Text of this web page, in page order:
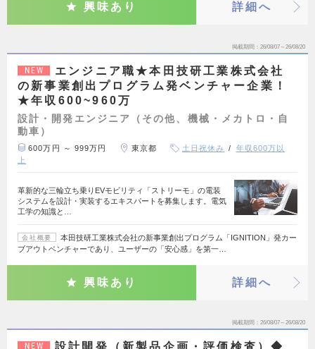
興味あり 詳細へ
掲載期間 26/08/07～26/08/20
NEW
エンジニア職★本田技研工業株式会社
の新事業創出プログラム発ベンチャー企業！
★年収600~960万
設計・開発エンジニア（その他、機械・メカトロ・自
動車）
600万円 ～ 999万円 東京都 土日祝休み
年収600万以
上
革新的な三輪立ち乗りEVモビリティ「ストリーモ」の電装
システムを設計・実装するエキスパートを募集します。電気
工学の知識と…
会社概要
本田技研工業株式会社の新事業創出プログラム「IGNITION」発カー
ブアウトベンチャーであり、ユーザーの「安心感」を第一…
興味あり 詳細へ
掲載期間 26/08/07～26/08/20
NEW
設計開発（新製品企画・評価検査）◆